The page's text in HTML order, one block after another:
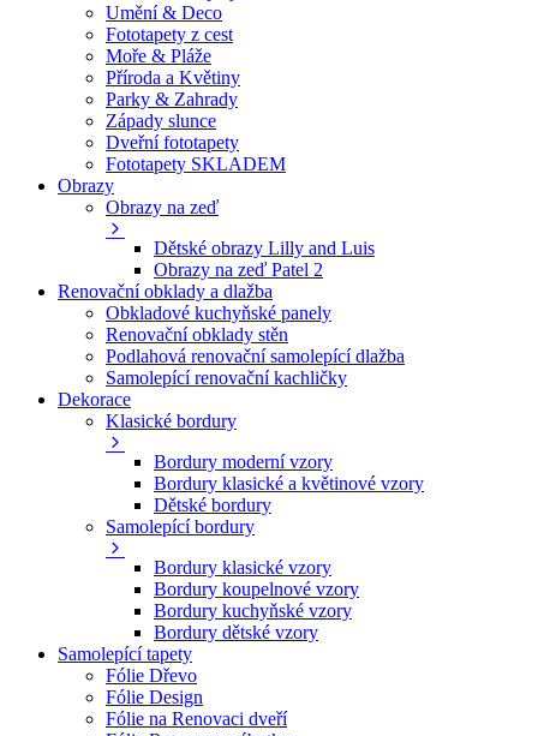
Umění & Deco
Fototapety z cest
Moře & Pláže
Příroda a Květiny
Parky & Zahrady
Západy slunce
Dveřní fototapety
Fototapety SKLADEM
Obrazy
Obrazy na zeď
Dětské obrazy Lilly and Luis
Obrazy na zeď Patel 2
Renovační obklady a dlažba
Obkladové kuchyňské panely
Renovační obklady stěn
Podlahová renovační samolepící dlažba
Samolepící renovační kachličky
Dekorace
Klasické bordury
Bordury moderní vzory
Bordury klasické a květinové vzory
Dětské bordury
Samolepící bordury
Bordury klasické vzory
Bordury koupelnové vzory
Bordury kuchyňské vzory
Bordury dětské vzory
Samolepící tapety
Fólie Dřevo
Fólie Design
Fólie na Renovaci dveří